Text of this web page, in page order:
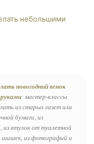
новогодний венок
: мастер-классы.
из старых газет или
бумаги, из
из втулок от туалетной
шишек, из фотографий и